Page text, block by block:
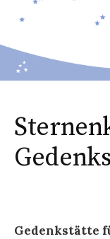
Gedenkstätte